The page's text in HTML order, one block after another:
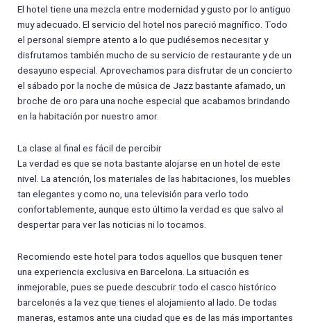
El hotel tiene una mezcla entre modernidad y gusto por lo antiguo
muy adecuado. El servicio del hotel nos pareció magnífico. Todo
el personal siempre atento a lo que pudiésemos necesitar y
disfrutamos también mucho de su servicio de restaurante y de un
desayuno especial. Aprovechamos para disfrutar de un concierto
el sábado por la noche de música de Jazz bastante afamado, un
broche de oro para una noche especial que acabamos brindando
en la habitación por nuestro amor.
La clase al final es fácil de percibir
La verdad es que se nota bastante alojarse en un hotel de este
nivel. La atención, los materiales de las habitaciones, los muebles
tan elegantes y como no, una televisión para verlo todo
confortablemente, aunque esto último la verdad es que salvo al
despertar para ver las noticias ni lo tocamos.
Recomiendo este hotel para todos aquellos que busquen tener
una experiencia exclusiva en Barcelona. La situación es
inmejorable, pues se puede descubrir todo el casco histórico
barcelonés a la vez que tienes el alojamiento al lado. De todas
maneras, estamos ante una ciudad que es de las más importantes